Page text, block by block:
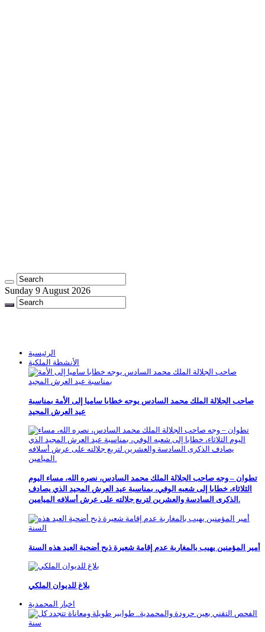
Sunday 9 August 2026
الرئيسية
الأنشطة الملكية
صاحب الجلالة الملك محمد السادس يوجه خطابا ساميا إلى الأمة بمناسبة
عيد العرش المجيد
تطوان – وجه صاحب الجلالة الملك محمد السادس، نصره الله، مساء اليوم
الثلاثاء، خطابا إلى شعبه الوفي، بمناسبة عيد العرش المجيد الذي يصادف
الذكرى السادسة والعشرين لتربع جلالته على عرش أسلافه الميامين.
أمير المؤمنين يهيب بالمغاربة عدم إقامة شعيرة ذبح أضحية العيد هذه السنة
بلاغ للديوان الملكي
اخبار المحمدية